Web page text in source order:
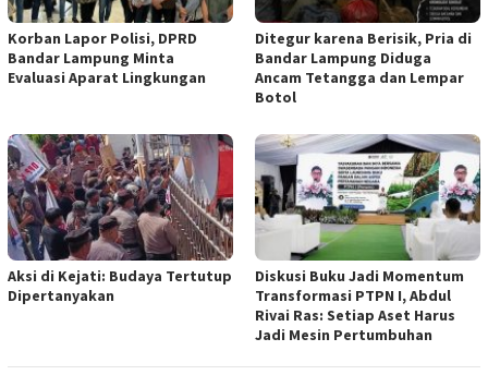
Korban Lapor Polisi, DPRD
Bandar Lampung Minta
Evaluasi Aparat Lingkungan
Ditegur karena Berisik, Pria di
Bandar Lampung Diduga
Ancam Tetangga dan Lempar
Botol
Aksi di Kejati: Budaya Tertutup
Dipertanyakan
Diskusi Buku Jadi Momentum
Transformasi PTPN I, Abdul
Rivai Ras: Setiap Aset Harus
Jadi Mesin Pertumbuhan